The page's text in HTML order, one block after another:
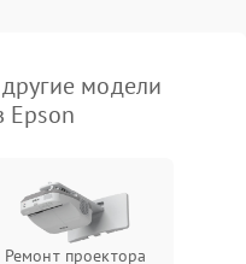
модели
Epson
Ремонт проектора